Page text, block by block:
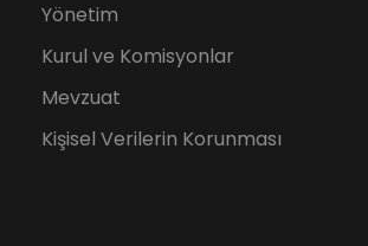
Yönetim
Kurul ve Komisyonlar
Mevzuat
Kişisel Verilerin Korunması